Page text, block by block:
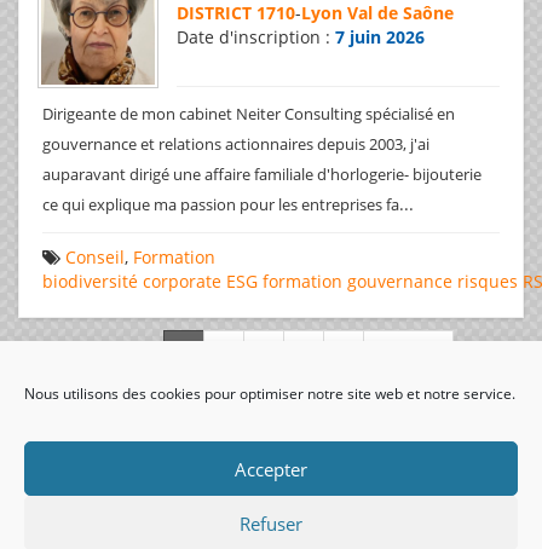
Nous utilisons des cookies pour optimiser notre site web et notre service.
Accepter
Refuser
DISTRICT 1710-Lyon Val de Saône
Date d'inscription : 7 juin 2026
Dirigeante de mon cabinet Neiter Consulting spécialisé en
gouvernance et relations actionnaires depuis 2003, j'ai
auparavant dirigé une affaire familiale d'horlogerie- bijouterie
ce qui explique ma passion pour les entreprises fa...
Conseil, Formation
biodiversité corporate ESG formation gouvernance risques
visiteurs uniques: